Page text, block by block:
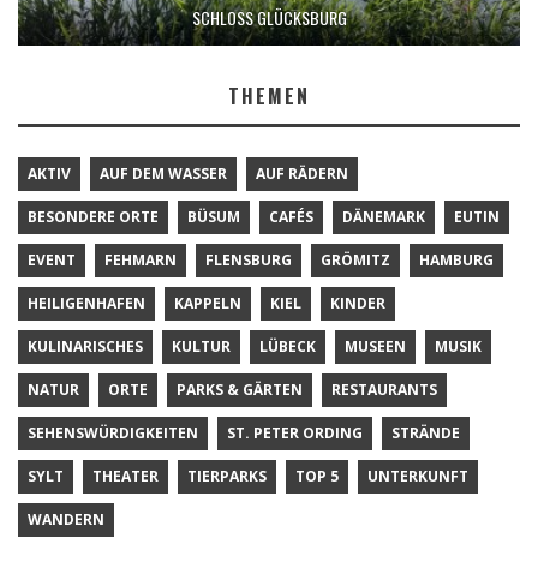
SCHLOSS GLÜCKSBURG
THEMEN
AKTIV AUF DEM WASSER AUF RÄDERN
BESONDERE ORTE BÜSUM CAFÉS DÄNEMARK EUTIN
EVENT FEHMARN FLENSBURG GRÖMITZ HAMBURG
HEILIGENHAFEN KAPPELN KIEL KINDER
KULINARISCHES KULTUR LÜBECK MUSEEN MUSIK
NATUR ORTE PARKS & GÄRTEN RESTAURANTS
SEHENSWÜRDIGKEITEN ST. PETER ORDING STRÄNDE
SYLT THEATER TIERPARKS TOP 5 UNTERKUNFT
WANDERN